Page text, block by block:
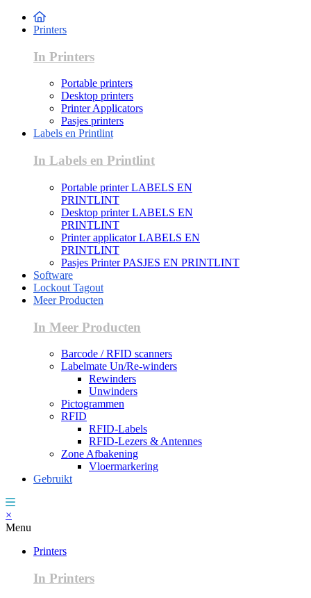
Printers
In Printers
Portable printers
Desktop printers
Printer Applicators
Pasjes printers
Labels en Printlint
In Labels en Printlint
Portable printer LABELS EN
PRINTLINT
Desktop printer LABELS EN
PRINTLINT
Printer applicator LABELS EN
PRINTLINT
Pasjes Printer PASJES EN PRINTLINT
Software
Lockout Tagout
Meer Producten
In Meer Producten
Barcode / RFID scanners
Labelmate Un/Re-winders
Rewinders
Unwinders
Pictogrammen
RFID
RFID-Labels
RFID-Lezers & Antennes
Zone Afbakening
Vloermarkering
Gebruikt
×
Menu
Printers
In Printers